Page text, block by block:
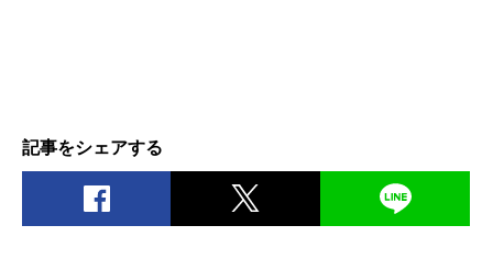
記事をシェアする